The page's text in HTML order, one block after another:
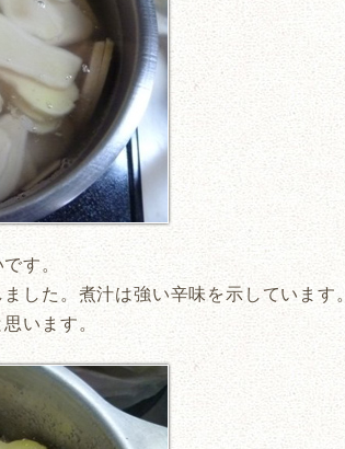
す。
した。煮汁は強い辛味を示しています。
います。